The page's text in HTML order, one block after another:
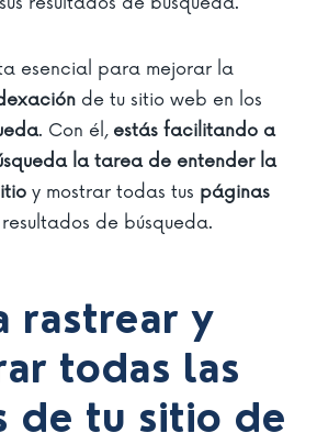
esencial para mejorar la
de tu sitio web en los
. Con él, estás facilitando a
la tarea de entender la
y mostrar todas tus páginas
resultados de búsqueda.
rastrear y
todas las
de tu sitio de